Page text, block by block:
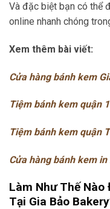
Và đặc biệt bạn có thể
online nhanh chóng
Xem thêm bài viết:
Cửa hàng bánh kem
Tiệm bánh kem quận
Tiệm bánh kem quận
Cửa hàng bánh kem
Làm Như Thế Nào
Tại Gia Bảo